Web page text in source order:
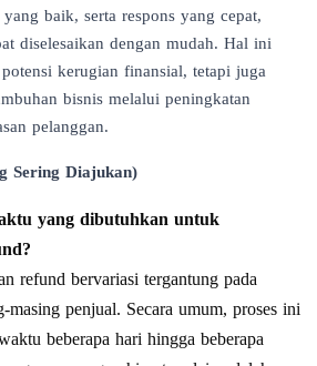
baik, serta respons yang cepat,
diselesaikan dengan mudah. Hal ini
kerugian finansial, tetapi juga
bisnis melalui peningkatan
pelanggan.
Sering Diajukan)
yang dibutuhkan untuk
refund bervariasi tergantung pada
masing penjual. Secara umum, proses ini
beberapa hari hingga beberapa